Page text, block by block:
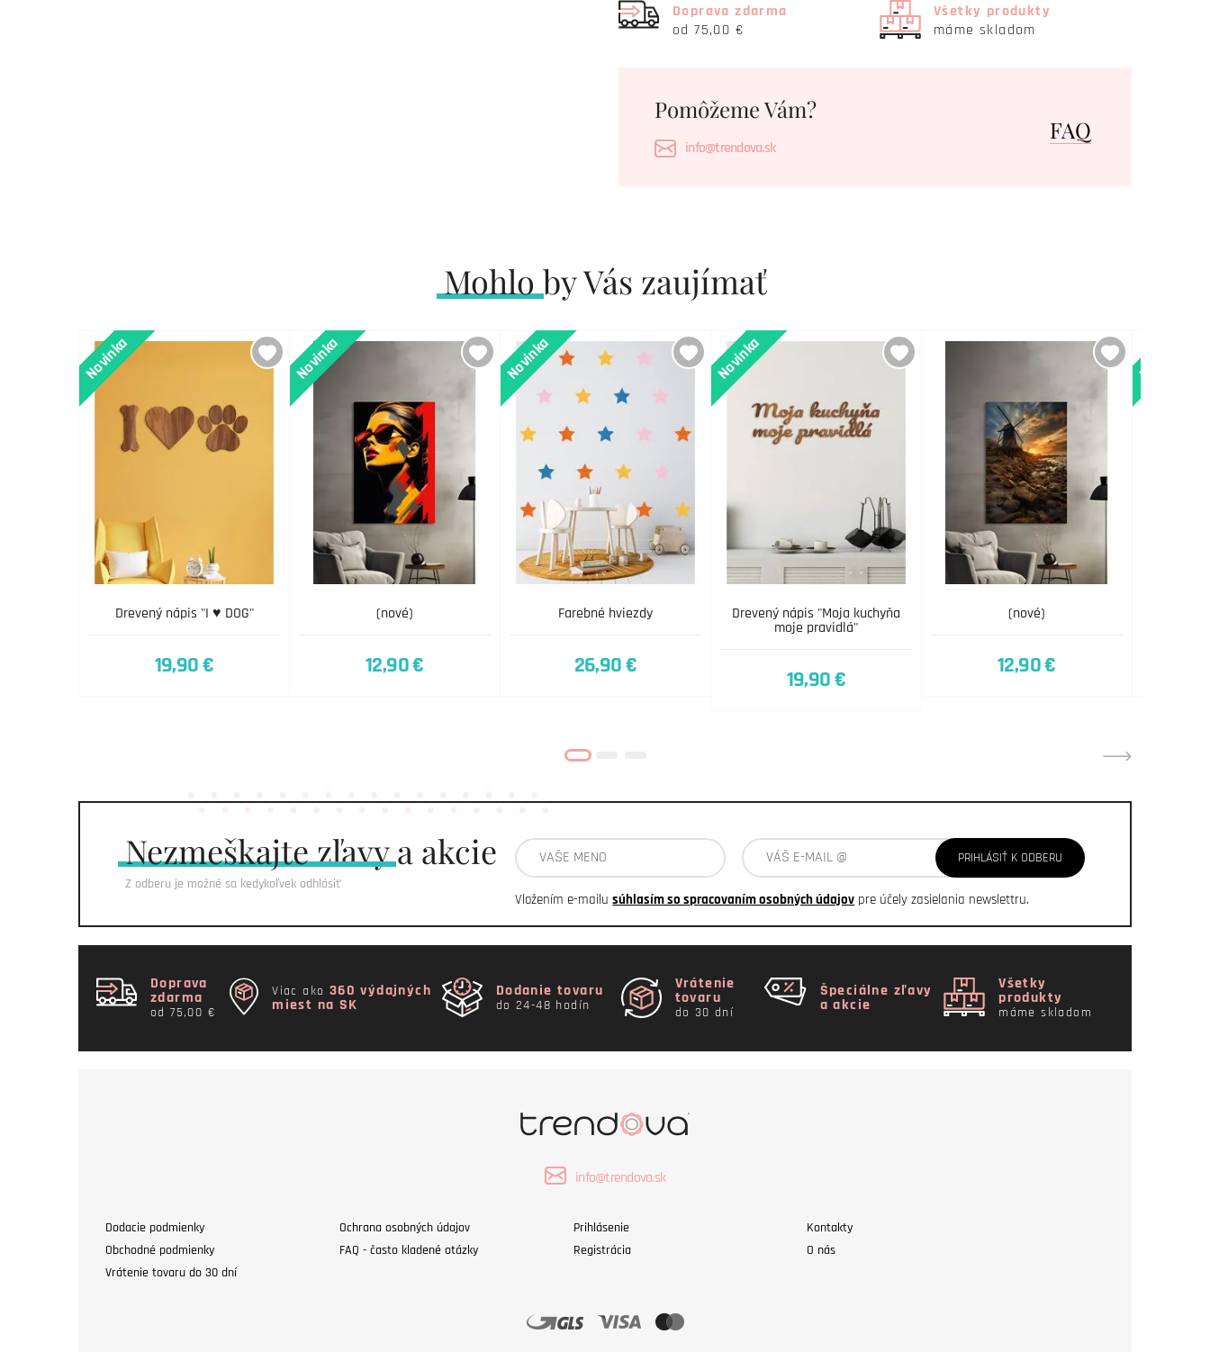
Doprava zdarma
od 75,00 €
Všetky produkty
máme skladom
Pomôžeme Vám?
info@trendova.sk
FAQ
Mohlo by Vás zaujímať
Drevený nápis "I ♥ DOG"
Novinka
19,90 €
(nové)
Novinka
12,90 €
Farebné hviezdy
Novinka
26,90 €
Drevený nápis "Moja kuchyňa
moje pravidlá"
Novinka
19,90 €
(nové)
12,90 €
Novinka
Nezmeškajtezľavy a akcie
Z odberu je možné sa kedykoľvek odhlásiť
PRIHLÁSIŤ K ODBERU
Vložením e-mailusúhlasím so spracovaním osobných údajov pre účely zasielania newslettru.
Doprava
zdarma
od 75,00 €
Viac ako 360 výdajných
miest na SK
Dodanie tovaru
do 24-48 hodín
Vrátenie
tovaru
do 30 dní
Špeciálne zľavy
a akcie
Všetky
produkty
máme skladom
info@trendova.sk
Dodacie podmienky
Obchodné podmienky
Vrátenie tovaru do 30 dní
Ochrana osobných údajov
FAQ - často kladené otázky
Prihlásenie
Registrácia
Kontakty
O nás